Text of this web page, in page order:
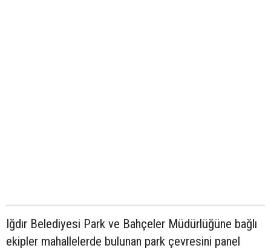
Iğdır Belediyesi Park ve Bahçeler Müdürlüğüne bağlı
ekipler mahallelerde bulunan park çevresini panel